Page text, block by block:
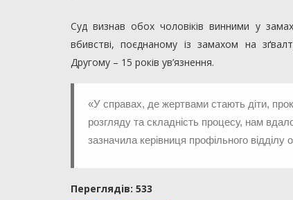
Суд визнав обох чоловіків винними у
вбивстві, поєднаному із замахом на
Другому – 15 років ув’язнення.
«У справах, де жертвами стають діти,
розгляду та складність процесу, нам
зазначила керівниця профільного
Переглядiв: 533